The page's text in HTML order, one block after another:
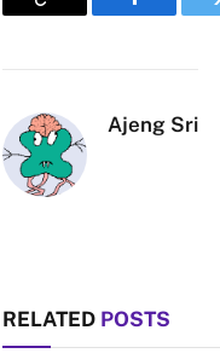
Copy
Facebook
Ajeng Sri
RELATED POSTS